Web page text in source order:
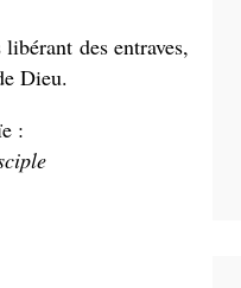
des entraves,
Dieu.
: